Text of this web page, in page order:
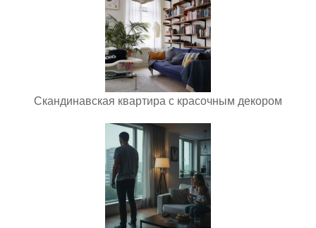
Скандинавская квартира с красочным декором